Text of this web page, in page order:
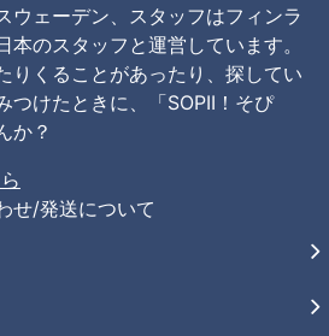
ウェーデン、スタッフはフィンラ
本のスタッフと運営しています。
りくることがあったり、探してい
つけたときに、「SOPII！そぴ
か？
せ/発送について